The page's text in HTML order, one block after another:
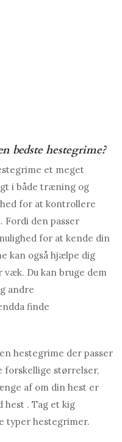
bedste hestegrime?
et meget
i både træning og
for at kontrollere
Fordi den passer
for at kende din
kan også hjælpe dig
Du kan bruge dem
andre
finde
hestegrime der passer
forskellige størrelser,
af om din hest er
hest . Tag et kig
typer hestegrimer.